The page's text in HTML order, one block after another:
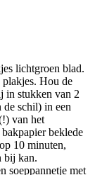
lichtgroen blad.
plakjes. Hou de
in stukken van 2
schil) in een
van het
beklede
10 minuten,
bij kan.
soeppannetje met